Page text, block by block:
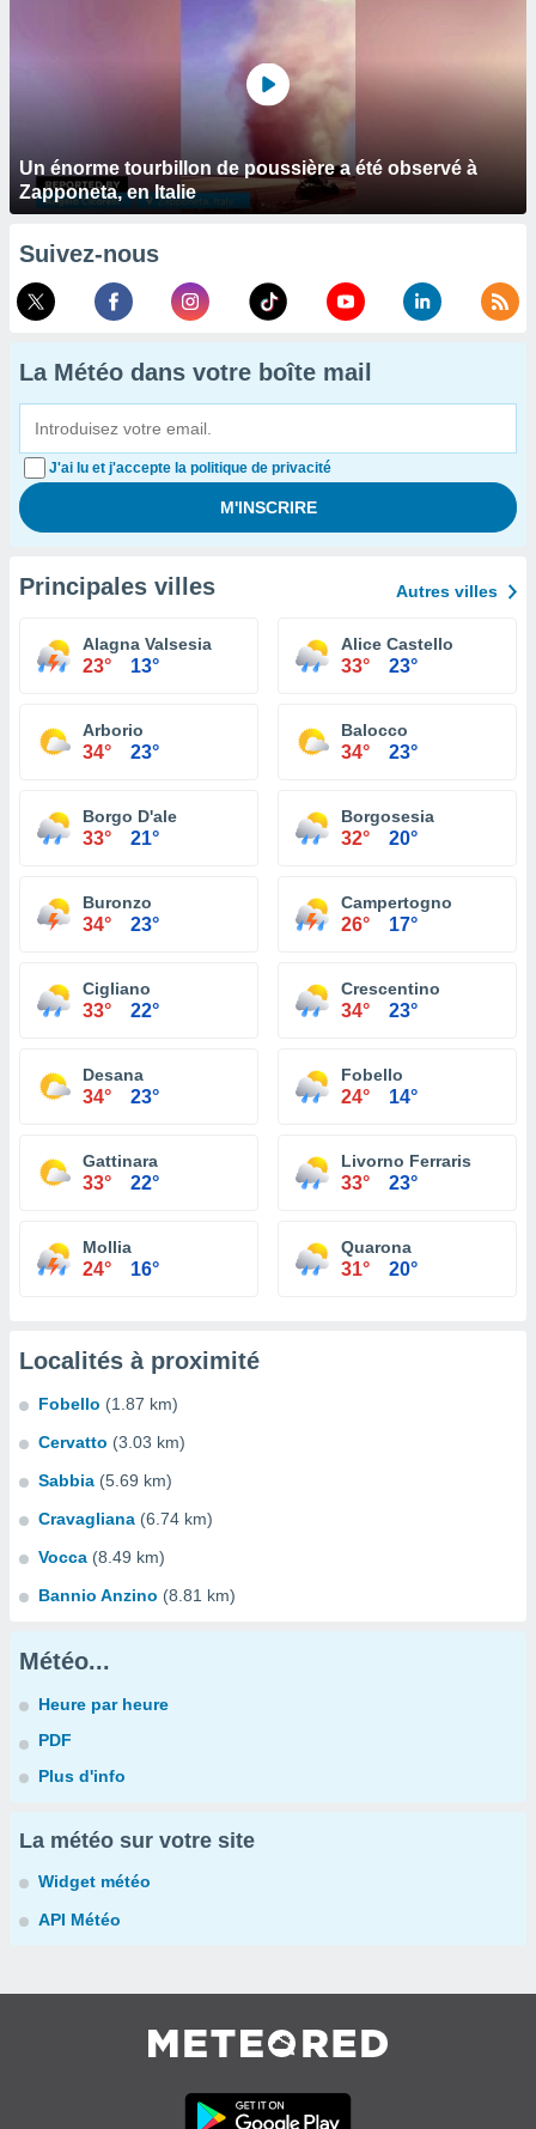
Un énorme tourbillon de poussière a été observé à
Zapponeta, en Italie
Suivez-nous
La Météo dans votre boîte mail
J'ai lu et j'accepte la politique de privacité
Principales villes Autres villes
Alagna Valsesia
23° 13°
Alice Castello
33° 23°
Arborio
34° 23°
Balocco
34° 23°
Borgo D'ale
33° 21°
Borgosesia
32° 20°
Buronzo
34° 23°
Campertogno
26° 17°
Cigliano
33° 22°
Crescentino
34° 23°
Desana
34° 23°
Fobello
24° 14°
Gattinara
33° 22°
Livorno Ferraris
33° 23°
Mollia
24° 16°
Quarona
31° 20°
Localités à proximité
Fobello (1.87 km)
Cervatto (3.03 km)
Sabbia (5.69 km)
Cravagliana (6.74 km)
Vocca (8.49 km)
Bannio Anzino (8.81 km)
Météo...
Heure par heure
PDF
Plus d'info
La météo sur votre site
Widget météo
API Météo